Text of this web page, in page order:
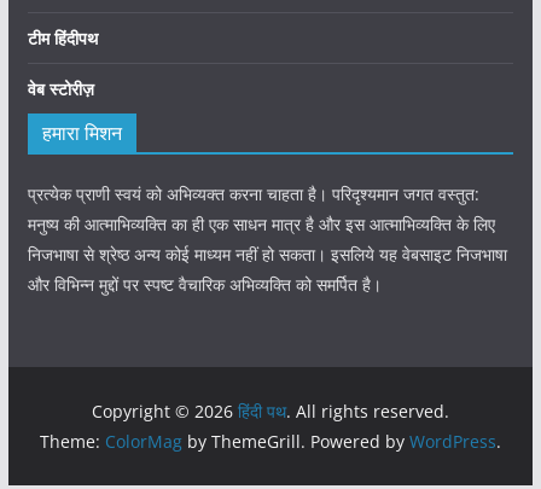
टीम हिंदीपथ
वेब स्टोरीज़
हमारा मिशन
प्रत्येक प्राणी स्वयं को अभिव्यक्त करना चाहता है। परिदृश्यमान जगत वस्तुत:
मनुष्य की आत्माभिव्यक्ति का ही एक साधन मात्र है और इस आत्माभिव्यक्ति के लिए
निजभाषा से श्रेष्ठ अन्य कोई माध्यम नहीं हो सकता। इसलिये यह वेबसाइट निजभाषा
और विभिन्न मुद्दों पर स्पष्ट वैचारिक अभिव्यक्ति को समर्पित है।
Copyright © 2026 हिंदी पथ. All rights reserved.
Theme: ColorMagby ThemeGrill. Powered by WordPress.